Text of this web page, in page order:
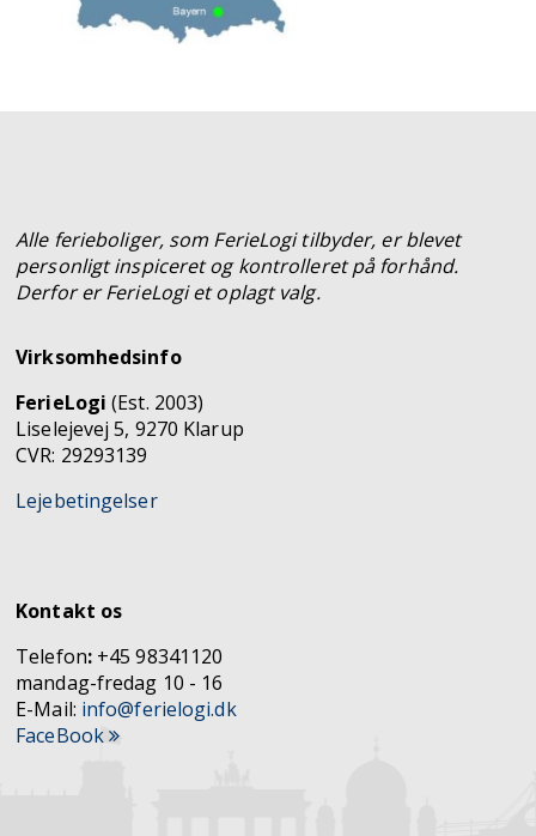
Alle ferieboliger, som FerieLogi tilbyder, er blevet
personligt inspiceret og kontrolleret på forhånd.
Derfor er FerieLogi et oplagt valg.
Virksomhedsinfo
FerieLogi(Est. 2003)
Liselejevej 5, 9270 Klarup
CVR: 29293139
Lejebetingelser
Kontakt os
Telefon:+45 98341120
mandag-fredag 10 - 16
E-Mail: info@ferielogi.dk
FaceBook